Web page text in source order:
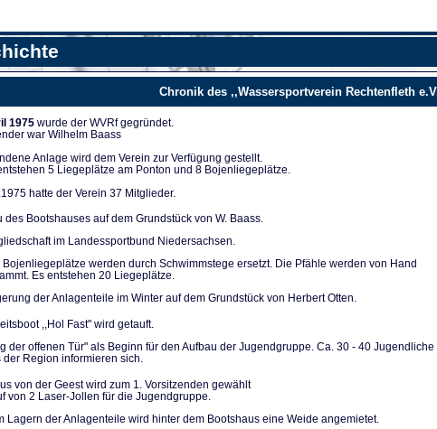
Chronik des ,,Wassersportverein Rechtenfleth
1975 wurde der WVRf gegründet.
war Wilhelm Baass
Anla­ge wird dem Verein zur Verfügung ge­stellt.
5 Liegeplät­ze am Ponton und 8 Bojenliegeplätze.
hatte der Verein 37 Mitglieder.
des Bootshauses auf dem Grundstück von W. Baass.
im Landes­sportbund Niedersachsen.
Bojenliegeplätze werden durch Schwimmstege ersetzt. Die Pfähle werden von Hand
Es entstehen 20 Lie­geplätze.
der Anlagenteile im Winter auf dem Grundstück von Herbert Otten.
,,Hol Fast" wird getauft.
der offenen Tür" als Be­ginn für den Aufbau der Jugendgruppe. Ca. 30 - 40 Ju­gendliche
der Region infor­mieren sich.
von der Geest wird zum 1. Vorsitzenden gewählt
von 2 Laser-Jollen für die Jugendgruppe.
Lagern der Anlagentei­le wird hinter dem Bootshaus eine Weide angemietet.